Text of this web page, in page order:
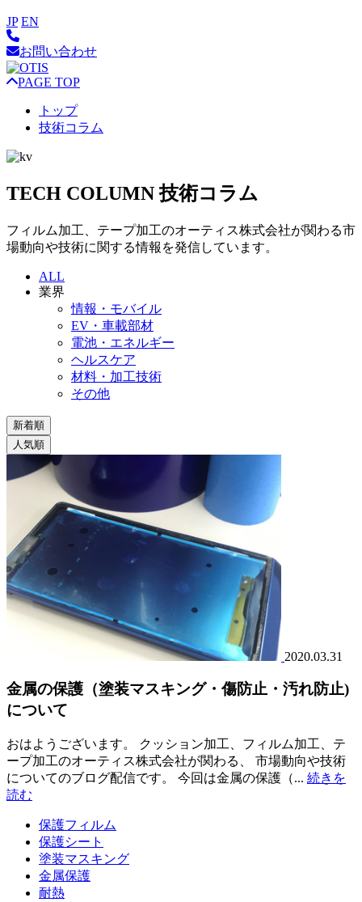
JP EN
お問い合わせ
PAGE TOP
トップ
技術コラム
TECH COLUMN 技術コラム
フィルム加工、テープ加工のオーティス株式会社が関わる市
場動向や技術に関する情報を発信しています。
ALL
業界
情報・モバイル
EV・車載部材
電池・エネルギー
ヘルスケア
材料・加工技術
その他
2020.03.31
金属の保護（塗装マスキング・傷防止・汚れ防止)
について
おはようございます。 クッション加工、フィルム加工、テ
ープ加工のオーティス株式会社が関わる、 市場動向や技術
についてのブログ配信です。 今回は金属の保護（... 続きを
読む
保護フィルム
保護シート
塗装マスキング
金属保護
耐熱